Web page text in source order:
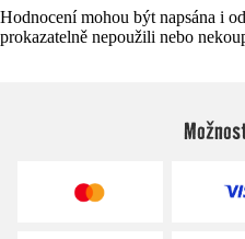
Hodnocení mohou být napsána i
prokazatelně nepoužili nebo